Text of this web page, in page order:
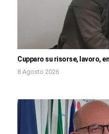
Cupparo su risorse, lavoro,
8 Agosto 2026